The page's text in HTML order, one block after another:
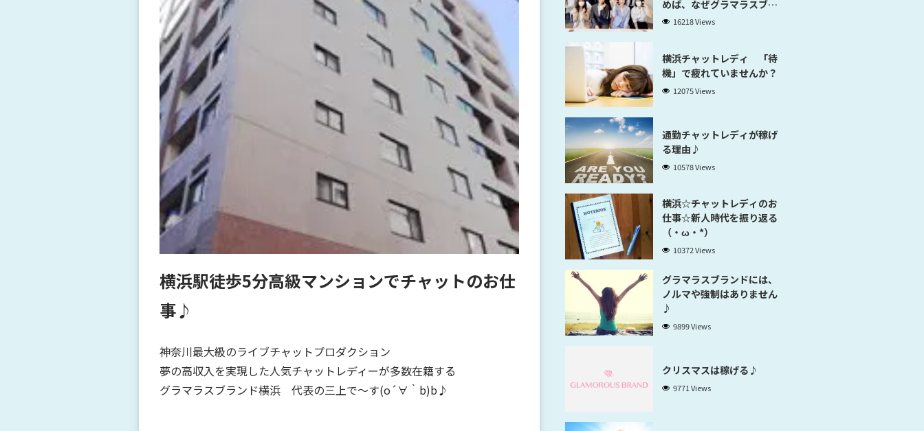
横浜駅徒歩5分高級マンションでチャットのお仕
事♪
神奈川最大級のライブチャットプロダクション
夢の高収入を実現した人気チャットレディーが多数在籍する
グラマラスブランド横浜 代表の三上で～す(o´∀｀b)b♪
めば、なぜグラマラスブラ
ンド横浜だと稼げるのかが
16218 Views
横浜チャットレディ 「待
機」で疲れていませんか？
12075 Views
通勤チャットレディが稼げ
る理由♪
10578 Views
横浜☆チャットレディのお
仕事☆新人時代を振り返る
（・ω・*）
10372 Views
グラマラスブランドには、
ノルマや強制はありません
♪
9899 Views
クリスマスは稼げる♪
9771 Views